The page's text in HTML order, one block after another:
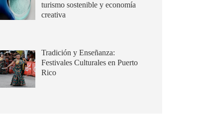
turismo sostenible y economía
creativa
Tradición y Enseñanza:
Festivales Culturales en Puerto
Rico